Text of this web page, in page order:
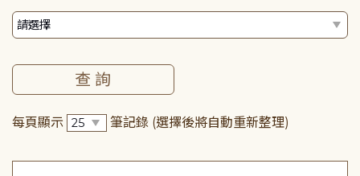
每頁顯示 筆記錄 (選擇後將自動重新整理)